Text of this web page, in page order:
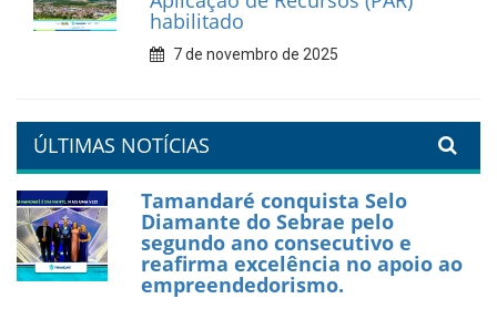
valorização da educação
7 de fevereiro de 2026
orla da cidade.
PartiuENEM — Prefeitura
garante transporte gratuito
para os estudantes
7 de novembro de 2025